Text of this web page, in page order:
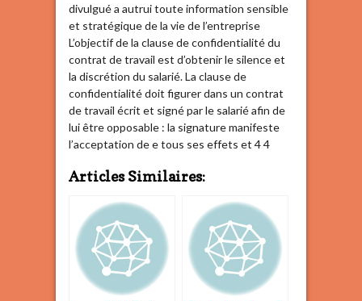
divulgué a autrui toute information sensible
et stratégique de la vie de l’entreprise
L’objectif de la clause de confidentialité du
contrat de travail est d’obtenir le silence et
la discrétion du salarié. La clause de
confidentialité doit figurer dans un contrat
de travail écrit et signé par le salarié afin de
lui être opposable : la signature manifeste
l’acceptation de e tous ses effets et 4 4
Articles Similaires: